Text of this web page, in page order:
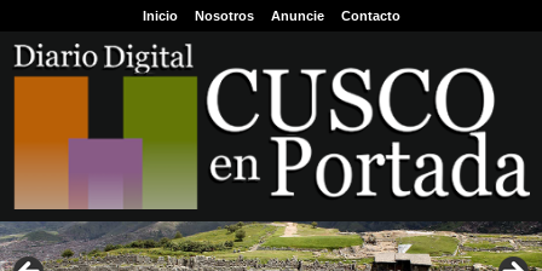
Inicio Nosotros Anuncie Contacto